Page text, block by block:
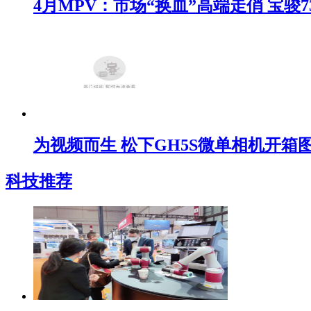
4月MPV：市场“换血”高端走俏 宝骏
为视频而生 松下GH5S微单相机开箱
科技推荐